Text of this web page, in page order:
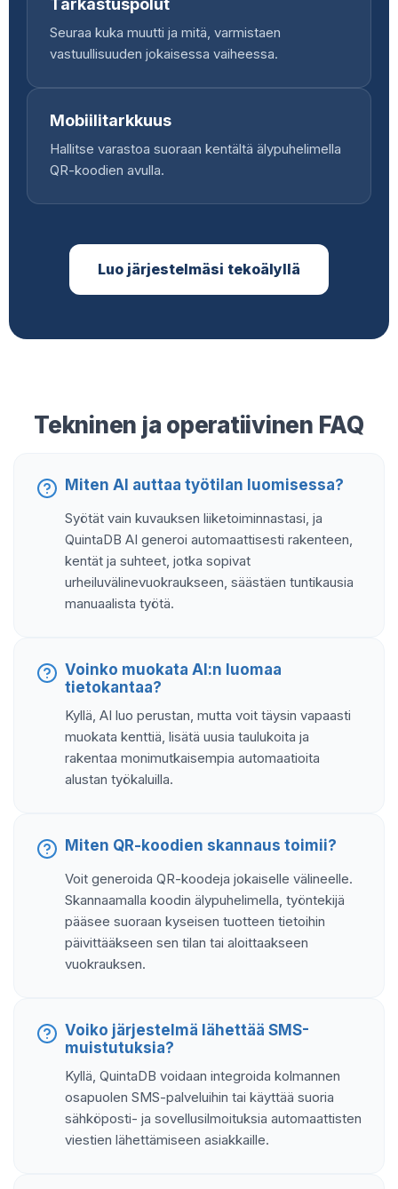
Seuraa kuka muutti ja mitä, varmistaen
vastuullisuuden jokaisessa vaiheessa.
Mobiilitarkkuus
Hallitse varastoa suoraan kentältä älypuhelimella
QR-koodien avulla.
Luo järjestelmäsi tekoälyllä
Tekninen ja operatiivinen FAQ
Miten AI auttaa työtilan luomisessa?
Syötät vain kuvauksen liiketoiminnastasi, ja
QuintaDB AI generoi automaattisesti rakenteen,
kentät ja suhteet, jotka sopivat
urheiluvälinevuokraukseen, säästäen tuntikausia
manuaalista työtä.
Voinko muokata AI:n luomaa
tietokantaa?
Kyllä, AI luo perustan, mutta voit täysin vapaasti
muokata kenttiä, lisätä uusia taulukoita ja
rakentaa monimutkaisempia automaatioita
alustan työkaluilla.
Miten QR-koodien skannaus toimii?
Voit generoida QR-koodeja jokaiselle välineelle.
Skannaamalla koodin älypuhelimella, työntekijä
pääsee suoraan kyseisen tuotteen tietoihin
päivittääkseen sen tilan tai aloittaakseen
vuokrauksen.
Voiko järjestelmä lähettää SMS-
muistutuksia?
Kyllä, QuintaDB voidaan integroida kolmannen
osapuolen SMS-palveluihin tai käyttää suoria
sähköposti- ja sovellusilmoituksia automaattisten
viestien lähettämiseen asiakkaille.